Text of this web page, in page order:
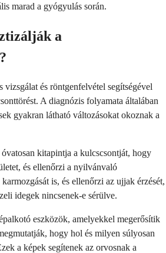
marad a gyógyulás során.
a
és röntgenfelvétel segítségével
A diagnózis folyamata általában
gyakran látható változásokat okoznak a
kitapintja a kulcscsontját, hogy
és ellenőrzi a nyilvánvaló
is, és ellenőrzi az ujjak érzését,
idegek nincsenek-e sérülve.
eszközök, amelyekkel megerősítik
hogy hol és milyen súlyosan
a képek segítenek az orvosnak a